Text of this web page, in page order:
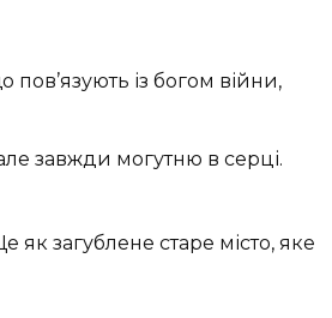
із богом війни,
завжди могутню в серці.
як загублене старе місто, яке